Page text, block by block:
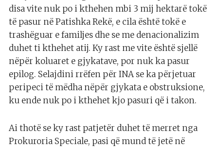
disa vite nuk po i kthehen mbi 3 mij hektarë tokë
të pasur në Patishka Rekë, e cila është tokë e
trashëguar e familjes dhe se me denacionalizim
duhet ti kthehet atij. Ky rast me vite është sjellë
nëpër koluaret e gjykatave, por nuk ka pasur
epilog. Selajdini rrëfen për INA se ka përjetuar
peripeci të mëdha nëpër gjykata e obstruksione,
ku ende nuk po i kthehet kjo pasuri që i takon.
Ai thotë se ky rast patjetër duhet të merret nga
Prokuroria Speciale, pasi që mund të jetë në